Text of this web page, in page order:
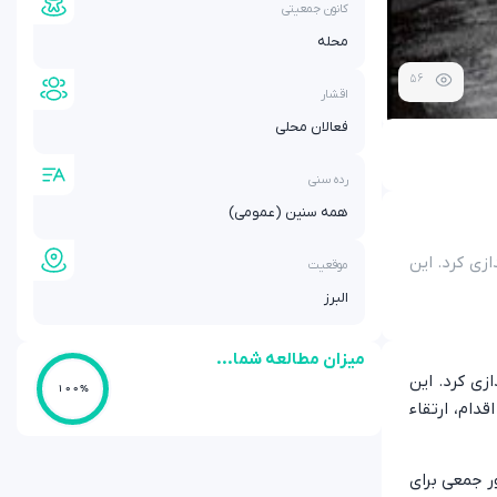
کانون جمعیتی
محله
اقشار
فعالان محلی
رده سنی
همه سنین (عمومی)
موقعیت
البرز
میزان مطالعه شما...
100%
56
کرد. این
کرد. این
ارتقاء
جمعی برای